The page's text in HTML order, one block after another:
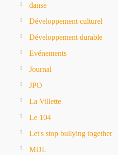
danse
Développement culturel
Développement durable
Evénements
Journal
JPO
La Villette
Le 104
Let's stop bullying together
MDL